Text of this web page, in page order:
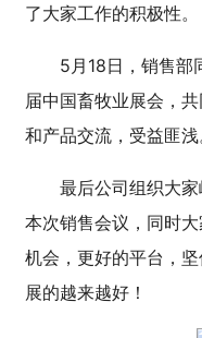
了大家工作的积极性。
5月18日，销售部
届中国畜牧业展会，
和产品交流，受益匪浅
最后公司组织大家
本次销售会议，同时
机会，更好的平台，
展的越来越好！